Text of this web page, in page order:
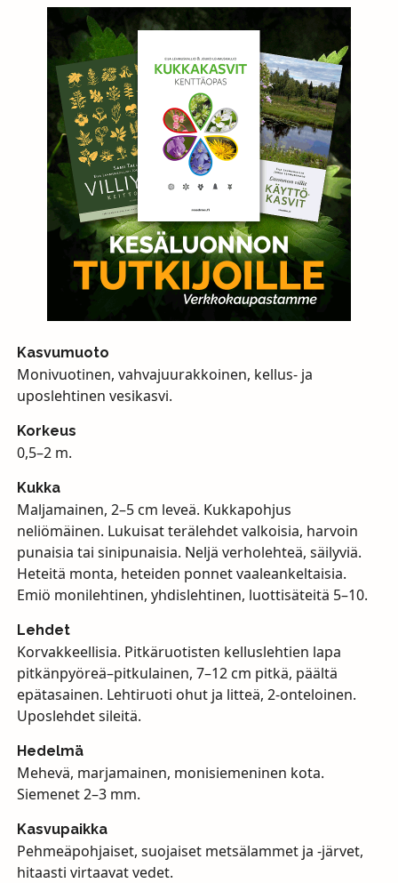
Kasvumuoto
Monivuotinen, vahvajuurakkoinen, kellus- ja
uposlehtinen vesikasvi.
Korkeus
0,5–2 m.
Kukka
Maljamainen, 2–5 cm leveä. Kukkapohjus
neliömäinen. Lukuisat terälehdet valkoisia, harvoin
punaisia tai sinipunaisia. Neljä verholehteä, säilyviä.
Heteitä monta, heteiden ponnet vaaleankeltaisia.
Emiö monilehtinen, yhdislehtinen, luottisäteitä 5–10.
Lehdet
Korvakkeellisia. Pitkäruotisten kelluslehtien lapa
pitkänpyöreä–pitkulainen, 7–12 cm pitkä, päältä
epätasainen. Lehtiruoti ohut ja litteä, 2-onteloinen.
Uposlehdet sileitä.
Hedelmä
Mehevä, marjamainen, monisiemeninen kota.
Siemenet 2–3 mm.
Kasvupaikka
Pehmeäpohjaiset, suojaiset metsälammet ja -järvet,
hitaasti virtaavat vedet.